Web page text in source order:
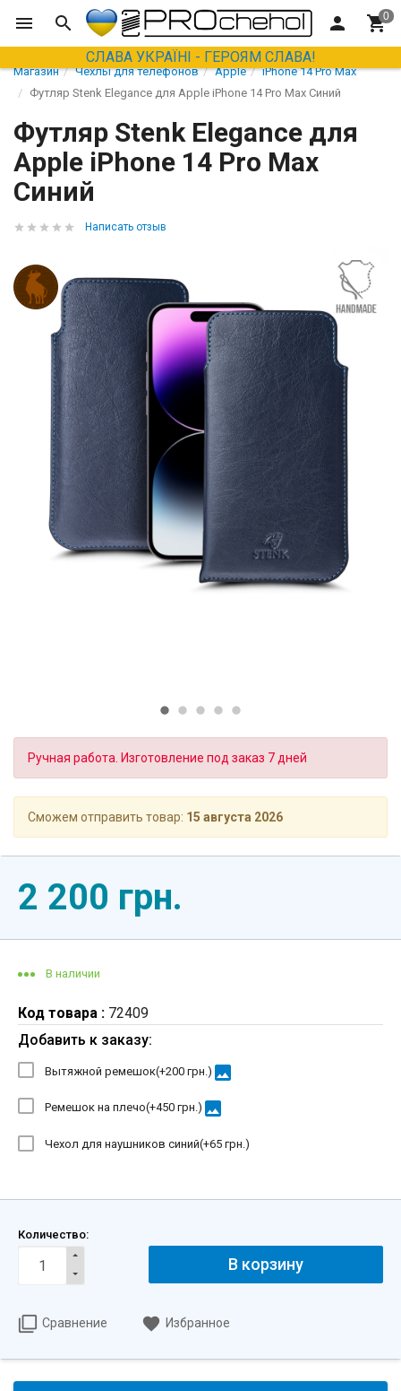
СЛАВА УКРАЇНІ - ГЕРОЯМ СЛАВА!
Магазин Чехлы для телефонов Apple
iPhone 14 Pro Max
Футляр Stenk Elegance для Apple iPhone 14 Pro Max Синий
Футляр Stenk Elegance для
Apple iPhone 14 Pro Max
Синий
Написать отзыв
Ручная работа. Изготовление под заказ 7 дней
Сможем отправить товар: 15 августа 2026
2 200 грн.
В наличии
Код товара : 72409
Добавить к заказу:
Вытяжной ремешок(+200 грн.) image
Ремешок на плечо(+450 грн.) image
Чехол для наушников синий(+65 грн.)
Количество:
В корзину
Сравнение Избранное